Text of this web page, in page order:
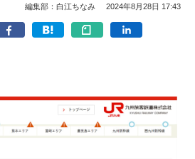
編集部：白江ちなみ 2024年8月28日 17:43